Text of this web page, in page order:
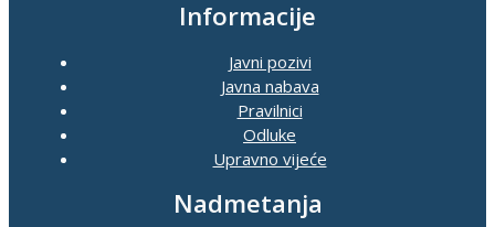
Informacije
Javni pozivi
Javna nabava
Pravilnici
Odluke
Upravno vijeće
Nadmetanja